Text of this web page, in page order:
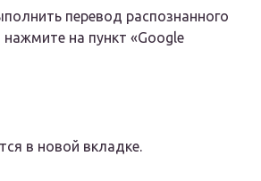
перевод распознанного
нажмите на пункт «Google
в новой вкладке.